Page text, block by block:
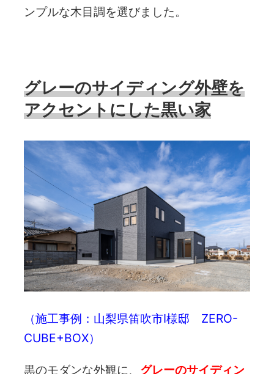
ンプルな木目調を選びました。
グレーのサイディング外壁を
アクセントにした黒い家
（施工事例：山梨県笛吹市I様邸 ZERO-
CUBE+BOX）
黒のモダンな外観に、 グレーのサイディン